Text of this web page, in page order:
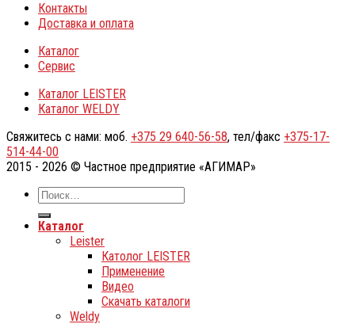
Контакты
Доставка и оплата
Каталог
Сервис
Каталог LEISTER
Каталог WELDY
Свяжитесь с нами: моб. +375 29 640-56-58, тел/факс +375-17-
514-44-00
2015 - 2026 © Частное предприятие «АГИМАР»
Каталог
Leister
Католог LEISTER
Применение
Видео
Скачать каталоги
Weldy